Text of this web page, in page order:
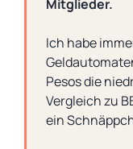
Mitglieder.
Ich habe
Pesos die
Vergleich zu
ein